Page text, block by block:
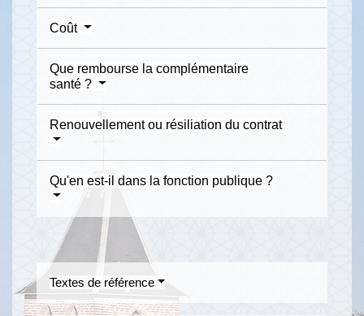
Coût
Que rembourse la complémentaire
santé ?
Renouvellement ou résiliation du contrat
Qu'en est-il dans la fonction publique ?
Textes de référence